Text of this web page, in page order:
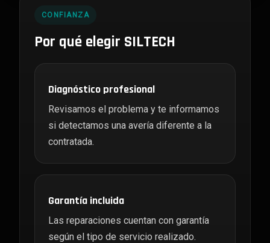
CONFIANZA
Por qué elegir SILTECH
Diagnóstico profesional
Revisamos el problema y te informamos
si detectamos una avería diferente a la
contratada.
Garantía incluida
Las reparaciones cuentan con garantía
según el tipo de servicio realizado.